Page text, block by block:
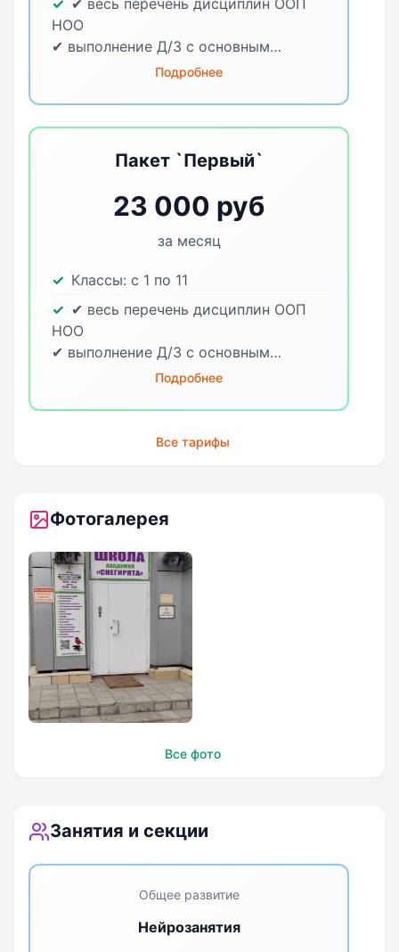
✔ весь перечень дисциплин ООП
НОО
✔ выполнение Д/З с основным
✔ гончарная мастерская
✔ конструирование
✔ нейрозанятия
✔с 8 до 18-30
Подробнее
Пакет `Первый`
23 000 руб
за месяц
Классы: с 1 по 11
✔ весь перечень дисциплин ООП
НОО
✔ выполнение Д/З с основным
✔ без внеурочной деятельности
Подробнее
Все тарифы
Фотогалерея
Все фото
Занятия и секции
Общее развитие
Нейрозанятия